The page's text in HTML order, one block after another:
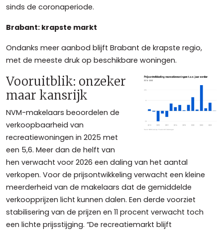
sinds de coronaperiode.
Brabant: krapste markt
Ondanks meer aanbod blijft Brabant de krapste regio,
met de meeste druk op beschikbare woningen.
Vooruitblik: onzeker
maar kansrijk
NVM-makelaars beoordelen de
verkoopbaarheid van
recreatiewoningen in 2025 met
een 5,6. Meer dan de helft van
hen verwacht voor 2026 een daling van het aantal
verkopen. Voor de prijsontwikkeling verwacht een kleine
meerderheid van de makelaars dat de gemiddelde
verkoopprijzen licht kunnen dalen. Een derde voorziet
stabilisering van de prijzen en 11 procent verwacht toch
een lichte prijsstijging. “De recreatiemarkt blijft